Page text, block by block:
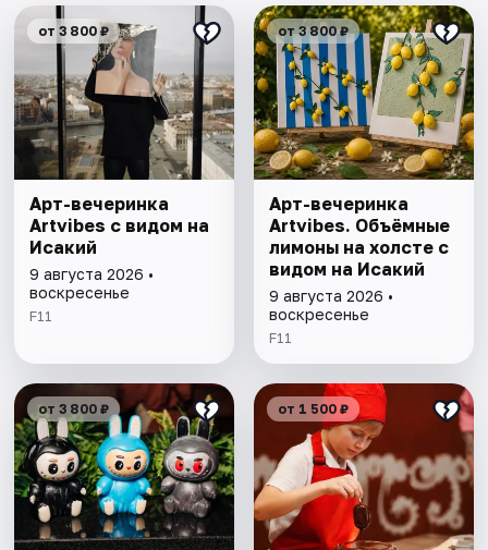
от 3 800 ₽
Арт-вечеринка
Artvibes с видом на
Исакий
9 августа 2026 •
воскресенье
F11
от 3 800 ₽
Арт-вечеринка
Artvibes. Объёмные
лимоны на холсте с
видом на Исакий
9 августа 2026 •
воскресенье
F11
от 3 800 ₽ от 1 500 ₽